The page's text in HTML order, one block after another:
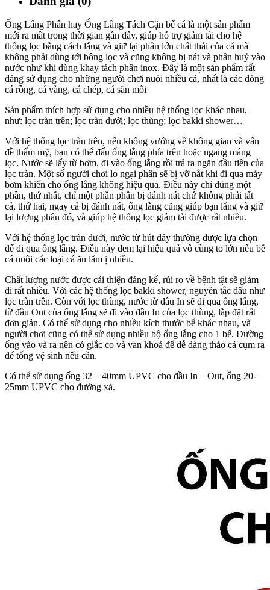
Ống Lắng Phân hay Ống Lắng Tách Cặn bể cá là một sản phẩm
mới ra mắt trong thời gian gần đây, giúp hỗ trợ giảm tải cho hệ
thống lọc bằng cách lắng và giữ lại phần lớn chất thải của cá mà
không phải dùng tới bông lọc và cũng không bị nát và phân huỷ vào
nước như khi dùng khay tách phân inox. Đây là một sản phẩm rất
đáng sử dụng cho những người chơi nuôi nhiều cá, nhất là các dòng
cá rồng, cá vàng, cá chép, cá săn mồi
Sản phẩm thích hợp sử dụng cho nhiều hệ thống lọc khác nhau,
như: lọc tràn trên; lọc tràn dưới; lọc thùng; lọc bakki shower…
Với hệ thống lọc tràn trên, nếu không vướng về không gian và vấn
đề thẩm mỹ, bạn có thể đấu ống lắng phía trên hoặc ngang máng
lọc. Nước sẽ lấy từ bơm, đi vào ống lắng rồi trả ra ngăn đầu tiên của
lọc tràn. Một số người chơi lo ngại phân sẽ bị vỡ nắt khi đi qua máy
bơm khiến cho ống lắng không hiệu quả. Điều này chỉ đúng một
phần, thứ nhất, chỉ một phần phân bị đánh nát chứ không phải tất
cả, thứ hai, ngay cả bị đánh nát, ống lắng cũng giúp bạn lắng và giữ
lại lượng phân đó, và giúp hệ thống lọc giảm tải được rất nhiều.
Với hệ thống lọc tràn dưới, nước từ hút đáy thường được lựa chọn
để đi qua ống lắng. Điều này đem lại hiệu quả vô cùng to lớn nếu bể
cá nuôi các loại cá ăn lắm ị nhiều.
Chất lượng nước được cải thiện đáng kể, rủi ro về bệnh tật sẽ giảm
đi rất nhiều. Với các hệ thống lọc bakki shower, nguyên tắc đấu như
lọc tràn trên. Còn với lọc thùng, nước từ đầu In sẽ đi qua ống lắng,
từ đầu Out của ống lắng sẽ đi vào đầu In của lọc thùng, lắp đặt rất
đơn giản. Có thể sử dụng cho nhiều kích thước bể khác nhau, và
người chơi cũng có thể sử dụng nhiều bộ ống lắng cho 1 bể. Đường
ống vào và ra nên có giắc co và van khoá để dễ dàng tháo cả cụm ra
để tổng vệ sinh nếu cần.
Có thể sử dụng ống 32 – 40mm UPVC cho đầu In – Out, ống 20-
25mm UPVC cho đường xả.